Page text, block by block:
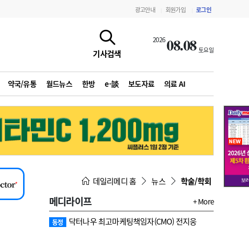
광고안내 회원가입 로그인
기사검색
202608.08 토요일
약국/유통 월드뉴스 한방 e-談 보도자료 의료 AI
지침·기준·평가 약제급여 심사 결과
데일리메디 홈 뉴스 학술/학회
메디라이프 + More
동정 닥터나우 최고마케팅책임자(CMO) 전지웅